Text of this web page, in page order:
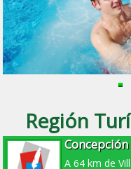
Región
A 64 km de